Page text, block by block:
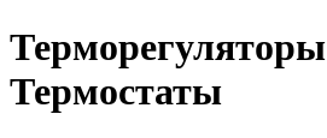
Терморегуляторы
Термостаты